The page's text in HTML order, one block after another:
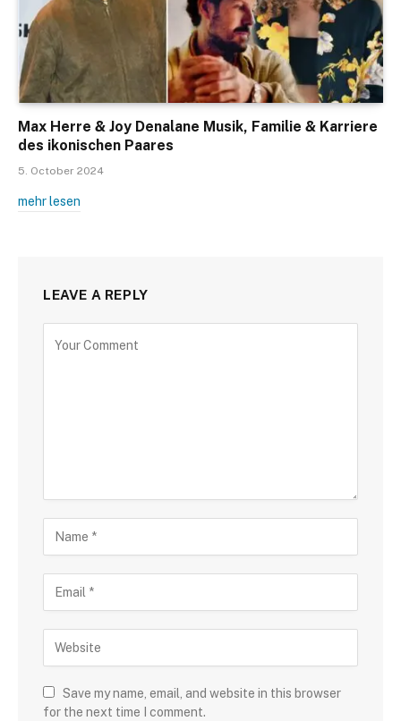
Max Herre & Joy Denalane Musik, Familie & Karriere
des ikonischen Paares
5. October 2024
mehr lesen
LEAVE A REPLY
Save my name, email, and website in this browser
for the next time I comment.